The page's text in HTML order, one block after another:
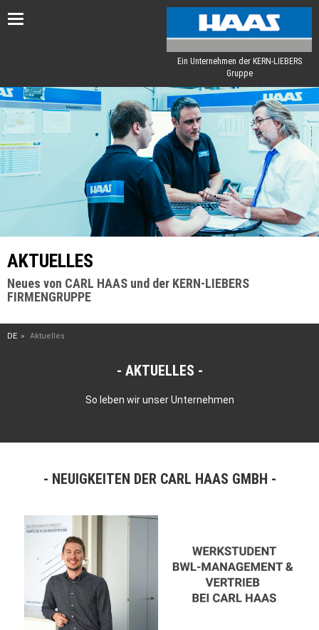
Toggle
Ein Unternehmen der KERN-LIEBERS
Gruppe
AKTUELLES
Neues von CARL HAAS und der KERN-LIEBERS
FIRMENGRUPPE
DE Aktuelles
AKTUELLES
So leben wir unser Unternehmen
NEUIGKEITEN DER CARL HAAS GMBH